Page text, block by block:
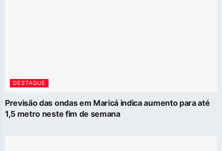
DESTAQUE
Previsão das ondas em Maricá indica aumento para até
1,5 metro neste fim de semana